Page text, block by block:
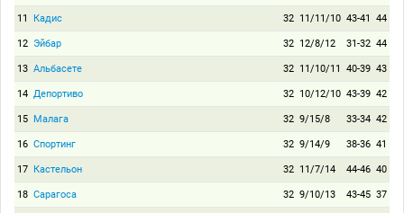
11 Кадис 32 11/11/10 43-41 44
12 Эйбар 32 12/8/12 31-32 44
13 Альбасете 32 11/10/11 40-39 43
14 Депортиво 32 10/12/10 43-39 42
15 Малага 32 9/15/8 33-34 42
16 Спортинг 32 9/14/9 38-36 41
17 Кастельон 32 11/7/14 44-46 40
18 Сарагоса 32 9/10/13 43-45 37